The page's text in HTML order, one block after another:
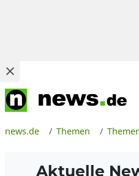
news.de Themen
Aktuelle